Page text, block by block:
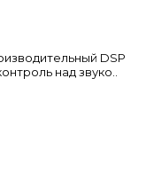
DSP
над звуко..